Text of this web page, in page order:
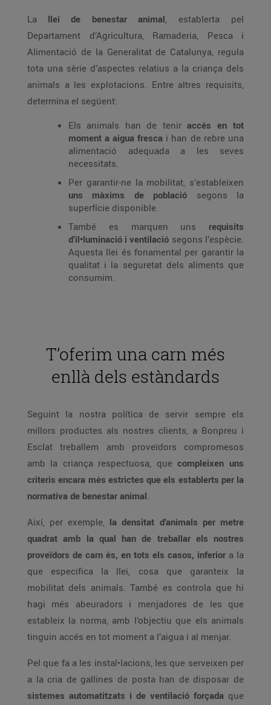
La llei de benestar animal, establerta pel
Departament d’Agricultura, Ramaderia, Pesca i
Alimentació de la Generalitat de Catalunya, regula
tota una sèrie d’aspectes relatius a la criança dels
animals a les explotacions. Entre altres requisits,
determina el següent:
Els animals han de tenir accés en tot
moment a aigua fresca i han de rebre una
alimentació adequada a les seves
necessitats.
Per garantir-ne la mobilitat, s’estableixen
uns màxims de població segons la
superfície disponible.
També es marquen uns requisits
d’il•luminació i ventilació segons l’espècie.
Aquesta llei és fonamental per garantir la
qualitat i la seguretat dels aliments que
consumim.
T’oferim una carn més
enllà dels estàndards
Seguint la nostra política de servir sempre els
millors productes als nostres clients, a Bonpreu i
Esclat treballem amb proveïdors compromesos
amb la criança respectuosa, que compleixen uns
criteris encara més estrictes que els establerts per la
normativa de benestar animal.
Així, per exemple, la densitat d’animals per metre
quadrat amb la qual han de treballar els nostres
proveïdors de carn és, en tots els casos, inferior a la
que especifica la llei, cosa que garanteix la
mobilitat dels animals. També es controla que hi
hagi més abeuradors i menjadores de les que
estableix la norma, amb l’objectiu que els animals
tinguin accés en tot moment a l’aigua i al menjar.
Pel que fa a les instal•lacions, les que serveixen per
a la cria de gallines de posta han de disposar de
sistemes automatitzats i de ventilació forçada que